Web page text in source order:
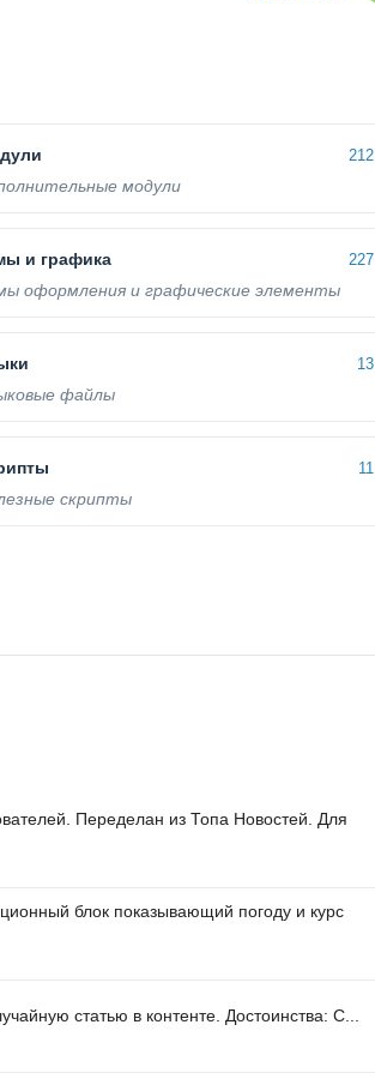
212
модули
и графика 227
оформления и графические элементы
13
файлы
11
скрипты
Переделан из Топа Новостей. Для
блок показывающий погоду и курс
статью в контенте. Достоинства: С...